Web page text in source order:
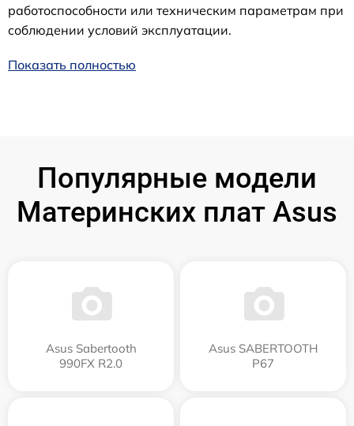
работоспособности или техническим параметрам при
соблюдении условий эксплуатации.
Показать полностью
Популярные модели
Материнских плат Asus
Asus Sabertooth
990FX R2.0
Asus SABERTOOTH
P67